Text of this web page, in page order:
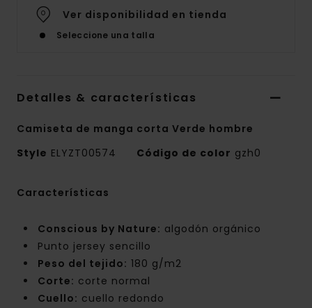
Ver disponibilidad en tienda
Seleccione una talla
Detalles & características
Camiseta de manga corta Verde hombre
Style ELYZT00574 Código de color gzh0
Características
Conscious by Nature: algodón orgánico
Punto jersey sencillo
Peso del tejido: 180 g/m2
Corte: corte normal
Cuello: cuello redondo